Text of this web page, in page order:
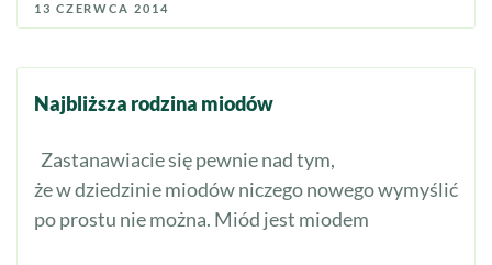
13 CZERWCA 2014
Najbliższa rodzina miodów
Zastanawiacie się pewnie nad tym,
że w dziedzinie miodów niczego nowego wymyślić
po prostu nie można. Miód jest miodem